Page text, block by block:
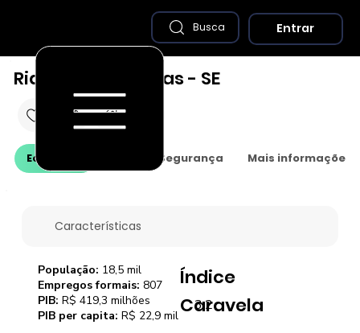
Características
Índice
Caravela
3,2
População: 18,5 mil
Empregos formais: 807
PIB: R$ 419,3 milhões
PIB per capita: R$ 22,9 mil
Economia Saúde e Segurança Mais informações
Riachão do Dantas - SE
Busca Entrar